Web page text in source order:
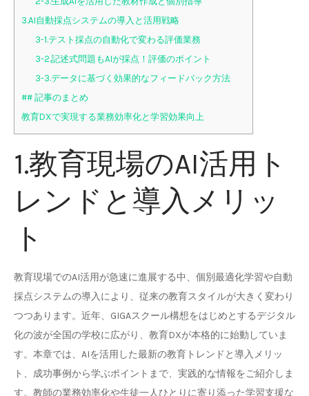
3.AI自動採点システムの導入と活用戦略
3-1.テスト採点の自動化で変わる評価業務
3-2.記述式問題もAIが採点！評価のポイント
3-3.データに基づく効果的なフィードバック方法
## 記事のまとめ
教育DXで実現する業務効率化と学習効果向上
1.教育現場のAI活用ト
レンドと導入メリッ
ト
教育現場でのAI活用が急速に進展する中、個別最適化学習や自動
採点システムの導入により、従来の教育スタイルが大きく変わり
つつあります。近年、GIGAスクール構想をはじめとするデジタル
化の波が全国の学校に広がり、教育DXが本格的に始動していま
す。本章では、AIを活用した最新の教育トレンドと導入メリッ
ト、成功事例から学ぶポイントまで、実践的な情報をご紹介しま
す。教師の業務効率化や生徒一人ひとりに寄り添った学習支援な